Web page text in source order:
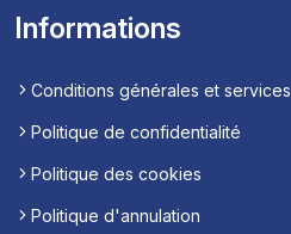
Informations
Conditions générales et services
Politique de confidentialité
Politique des cookies
Politique d'annulation